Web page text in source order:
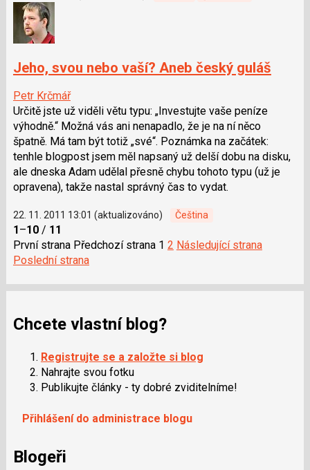
Jeho, svou nebo vaší? Aneb český guláš
Petr Krčmář
Určitě jste už viděli větu typu: „Investujte vaše peníze
výhodně.“ Možná vás ani nenapadlo, že je na ní něco
špatně. Má tam být totiž „své“. Poznámka na začátek:
tenhle blogpost jsem měl napsaný už delší dobu na disku,
ale dneska Adam udělal přesně chybu tohoto typu (už je
opravena), takže nastal správný čas to vydat.
22. 11. 2011 13:01 (aktualizováno) Čeština
1–10/ 11
První strana Předchozí strana 1 2 Následující strana
Poslední strana
Chcete vlastní blog?
Registrujte se a založte si blog
Nahrajte svou fotku
Publikujte články - ty dobré zviditelníme!
Přihlášení do administrace blogu
Blogeři